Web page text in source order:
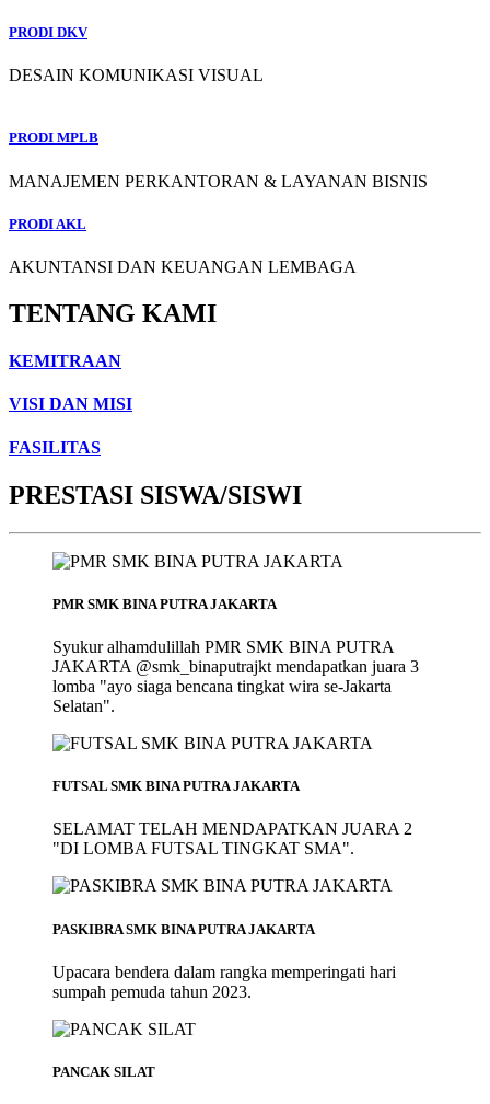
PRODI DKV
DESAIN KOMUNIKASI VISUAL
PRODI MPLB
MANAJEMEN PERKANTORAN & LAYANAN BISNIS
PRODI AKL
AKUNTANSI DAN KEUANGAN LEMBAGA
TENTANG KAMI
KEMITRAAN
VISI DAN MISI
FASILITAS
PRESTASI SISWA/SISWI
PMR SMK BINA PUTRA JAKARTA
Syukur alhamdulillah PMR SMK BINA PUTRA
JAKARTA @smk_binaputrajkt mendapatkan juara 3
lomba "ayo siaga bencana tingkat wira se-Jakarta
Selatan".
FUTSAL SMK BINA PUTRA JAKARTA
SELAMAT TELAH MENDAPATKAN JUARA 2
"DI LOMBA FUTSAL TINGKAT SMA".
PASKIBRA SMK BINA PUTRA JAKARTA
Upacara bendera dalam rangka memperingati hari
sumpah pemuda tahun 2023.
PANCAK SILAT